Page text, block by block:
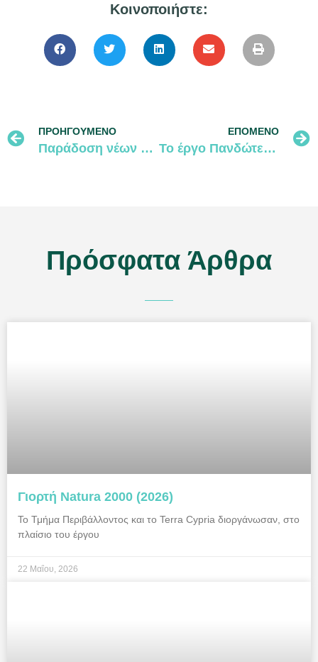
Κοινοποιήστε:
ΠΡΟΗΓΟΎΜΕΝΟ
Παράδοση νέων εκπαιδευτικών παιχνιδιών για τη μεσογειακή φώκια
ΕΠΌΜΕΝΟ
Το έργο Πανδώτειρα στο 43ο Συνέδριο του CIESM
Πρόσφατα Άρθρα
Γιορτή Natura 2000 (2026)
Το Τμήμα Περιβάλλοντος και το Terra Cypria διοργάνωσαν, στο
πλαίσιο του έργου
22 Μαΐου, 2026